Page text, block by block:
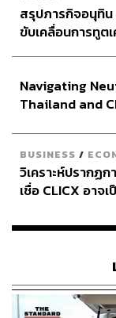
View this
A post
สรุปภารกิจอนุทิน
ขับเคลื่อนการทูต
Navigating
Thailand and
BUSINESS /
วิเคราะห์ปรากฏ
เชื่อ CLICX อาจ
เรือนไทยที่ถูกซุกไ